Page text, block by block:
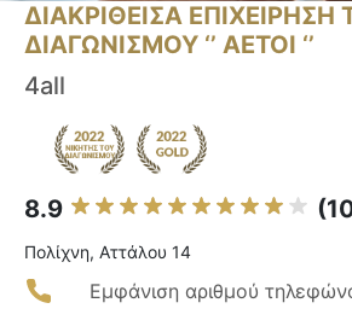
ΔΙΑΚΡΙΘΕΙΣΑ ΕΠΙΧΕΙΡΗΣΗ
ΔΙΑΓΩΝΙΣΜΟΥ ‘’ ΑΕΤΟΙ ‘’
4all
8.9
Πολίχνη, Αττάλου 14
Εμφάνιση αριθμού